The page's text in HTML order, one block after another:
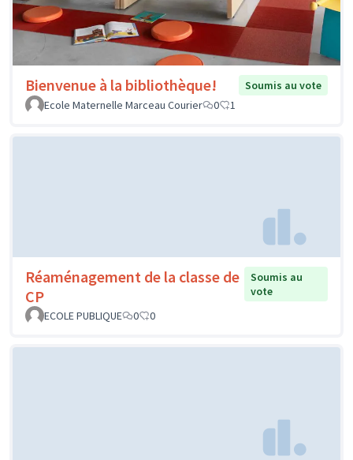
Bienvenue à la bibliothèque!
Soumis au vote
Ecole Maternelle Marceau Courier
0 1
Réaménagement de la classe de
CP
Soumis au
vote
ECOLE PUBLIQUE
0 0